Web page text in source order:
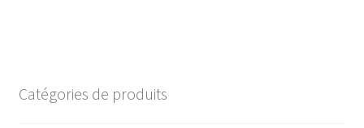
Catégories de produits